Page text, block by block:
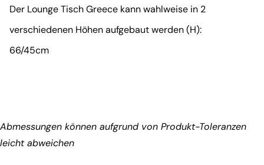
Der Lounge Tisch Greece kann wahlweise in 2
verschiedenen Höhen aufgebaut werden (H):
66/45cm
Abmessungen können aufgrund von Produkt-Toleranzen
leicht abweichen